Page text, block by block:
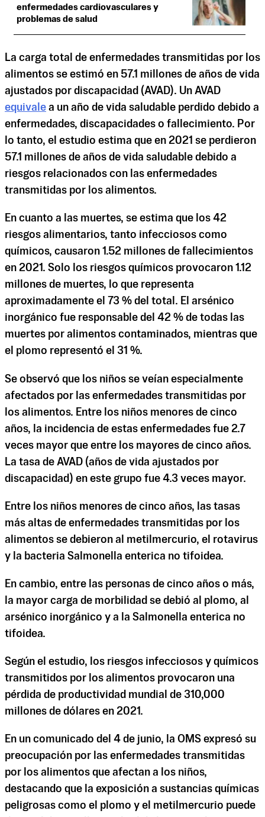
enfermedades cardiovasculares y
problemas de salud
La carga total de enfermedades transmitidas por los
alimentos se estimó en 57.1 millones de años de vida
ajustados por discapacidad (AVAD). Un AVAD
equivale a un año de vida saludable perdido debido a
enfermedades, discapacidades o fallecimiento. Por
lo tanto, el estudio estima que en 2021 se perdieron
57.1 millones de años de vida saludable debido a
riesgos relacionados con las enfermedades
transmitidas por los alimentos.
En cuanto a las muertes, se estima que los 42
riesgos alimentarios, tanto infecciosos como
químicos, causaron 1.52 millones de fallecimientos
en 2021. Solo los riesgos químicos provocaron 1.12
millones de muertes, lo que representa
aproximadamente el 73 % del total. El arsénico
inorgánico fue responsable del 42 % de todas las
muertes por alimentos contaminados, mientras que
el plomo representó el 31 %.
Se observó que los niños se veían especialmente
afectados por las enfermedades transmitidas por
los alimentos. Entre los niños menores de cinco
años, la incidencia de estas enfermedades fue 2.7
veces mayor que entre los mayores de cinco años.
La tasa de AVAD (años de vida ajustados por
discapacidad) en este grupo fue 4.3 veces mayor.
Entre los niños menores de cinco años, las tasas
más altas de enfermedades transmitidas por los
alimentos se debieron al metilmercurio, el rotavirus
y la bacteria Salmonella enterica no tifoidea.
En cambio, entre las personas de cinco años o más,
la mayor carga de morbilidad se debió al plomo, al
arsénico inorgánico y a la Salmonella enterica no
tifoidea.
Según el estudio, los riesgos infecciosos y químicos
transmitidos por los alimentos provocaron una
pérdida de productividad mundial de 310,000
millones de dólares en 2021.
En un comunicado del 4 de junio, la OMS expresó su
preocupación por las enfermedades transmitidas
por los alimentos que afectan a los niños,
destacando que la exposición a sustancias químicas
peligrosas como el plomo y el metilmercurio puede